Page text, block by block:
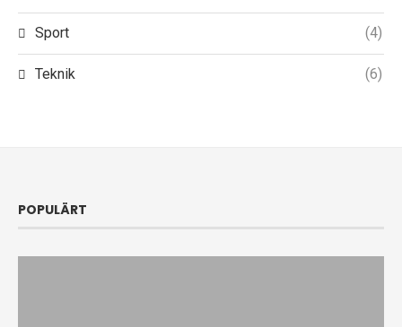
Sport (4)
Teknik (6)
POPULÄRT